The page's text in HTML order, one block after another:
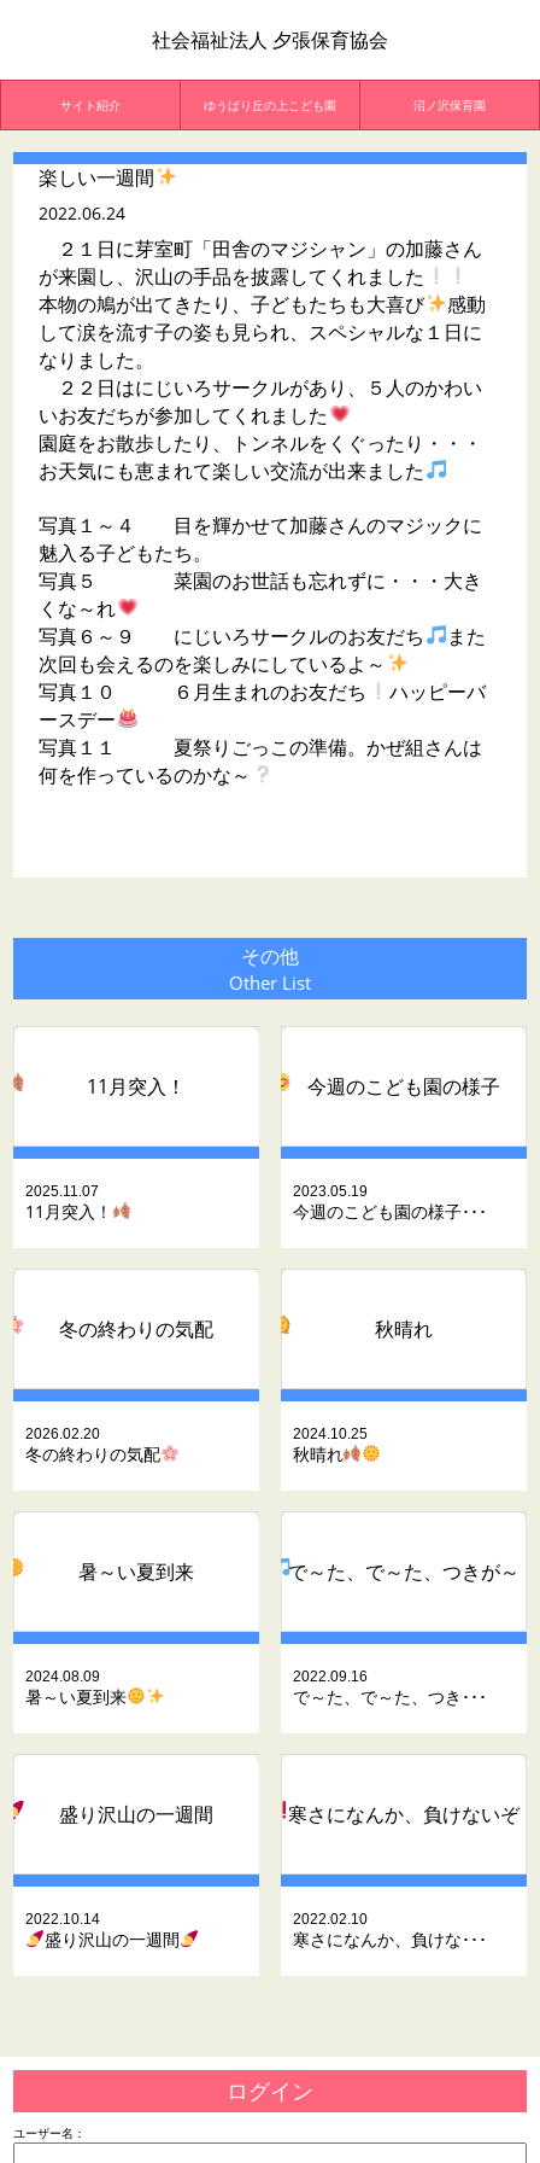
社会福祉法人 夕張保育協会
サイト紹介 ゆうばり丘の上こども園 沼ノ沢保育園
楽しい一週間
2022.06.24
２１日に芽室町「田舎のマジシャン」の加藤さん
が来園し、沢山の手品を披露してくれました
本物の鳩が出てきたり、子どもたちも大喜び
感動
して涙を流す子の姿も見られ、スペシャルな１日に
なりました。
２２日はにじいろサークルがあり、５人のかわい
いお友だちが参加してくれました
園庭をお散歩したり、トンネルをくぐったり・・・
お天気にも恵まれて楽しい交流が出来ました
写真１～４ 目を輝かせて加藤さんのマジックに
魅入る子どもたち。
写真５ 菜園のお世話も忘れずに・・・大き
くな～れ
写真６～９ にじいろサークルのお友だち
また
次回も会えるのを楽しみにしているよ～
写真１０ ６月生まれのお友だち
ハッピーバ
ースデー
写真１１ 夏祭りごっこの準備。かぜ組さんは
何を作っているのかな～
その他
Other List
11月突入！
2025.11.07
11月突入！
今週のこども園の様子
2023.05.19
今週のこども園の様子･･･
冬の終わりの気配
2026.02.20
冬の終わりの気配
秋晴れ
2024.10.25
秋晴れ
暑～い夏到来
2024.08.09
暑～い夏到来
で～た、で～た、つきが～
2022.09.16
で～た、で～た、つき･･･
盛り沢山の一週間
2022.10.14
盛り沢山の一週間
寒さになんか、負けないぞ
2022.02.10
寒さになんか、負けな･･･
ログイン
ユーザー名：